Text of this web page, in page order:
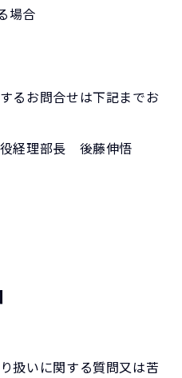
場合
るお問合せは下記までお
経理部長 後藤伸悟
扱いに関する質問又は苦